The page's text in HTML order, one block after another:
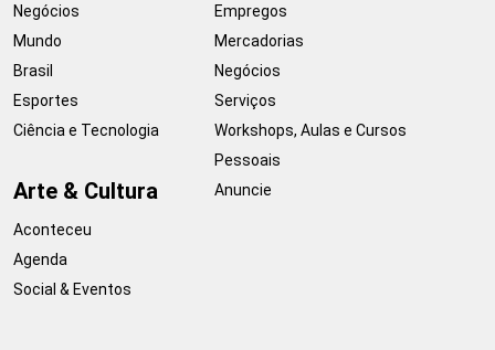
Negócios
Mundo
Brasil
Esportes
Ciência e Tecnologia
Arte & Cultura
Aconteceu
Agenda
Social & Eventos
Empregos
Mercadorias
Negócios
Serviços
Workshops, Aulas e Cursos
Pessoais
Anuncie